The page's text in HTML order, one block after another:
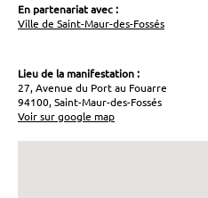
En partenariat avec :
Ville de Saint-Maur-des-Fossés
Lieu de la manifestation :
27, Avenue du Port au Fouarre
94100, Saint-Maur-des-Fossés
Voir sur google map